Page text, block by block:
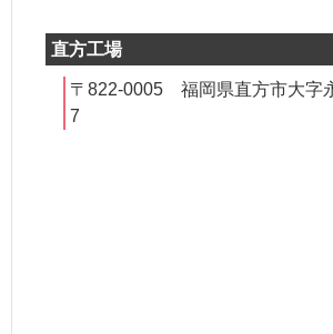
直方工場
〒822-0005 福岡県直方市大字
7